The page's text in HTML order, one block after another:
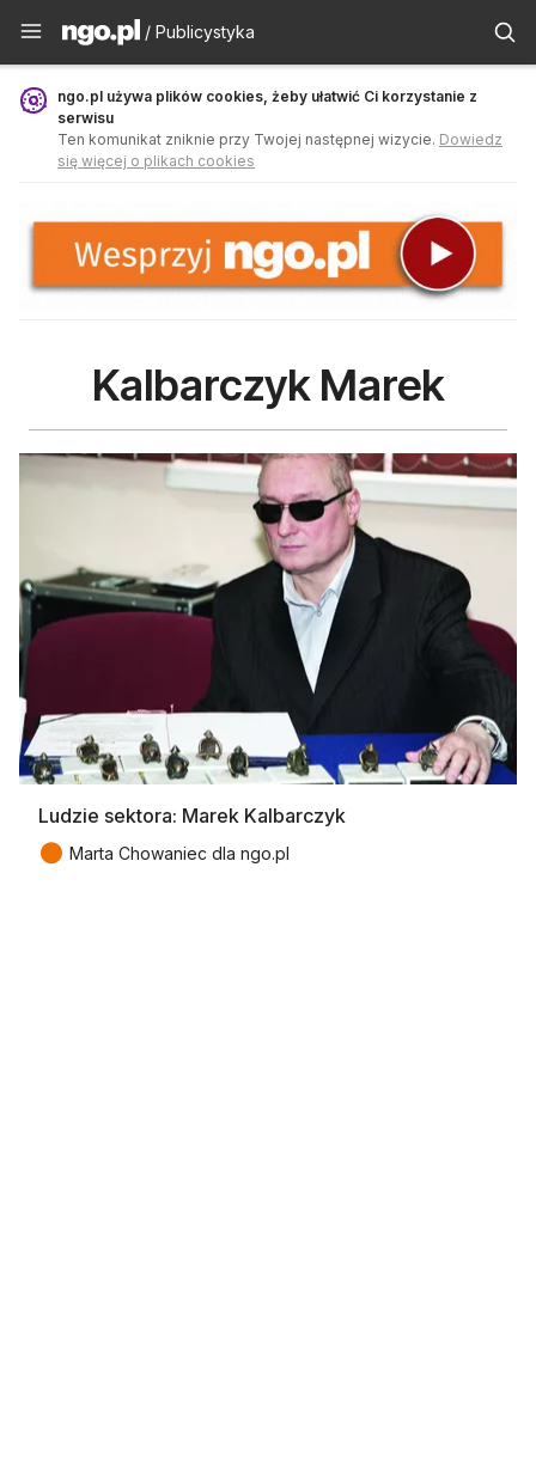
Publicystyka - ngo.pl
/ Publicystyka
ngo.pl używa plików cookies, żeby ułatwić Ci korzystanie z
serwisu
Ten komunikat zniknie przy Twojej następnej wizycie. Dowiedz
się więcej o plikach cookies
Kalbarczyk Marek
Ludzie sektora: Marek Kalbarczyk
● Marta Chowaniec dla ngo.pl